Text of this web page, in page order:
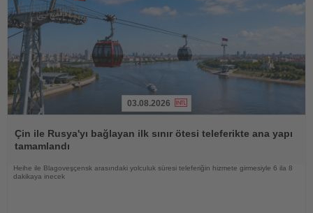
Oku
03.08.2026
Çin ile Rusya'yı bağlayan ilk sınır ötesi teleferikte ana yapı
tamamlandı
Heihe ile Blagoveşçensk arasındaki yolculuk süresi teleferiğin hizmete girmesiyle 6 ila 8
dakikaya inecek